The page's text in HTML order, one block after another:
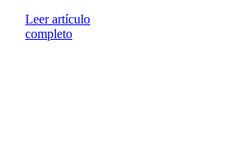
Leer artículo
completo